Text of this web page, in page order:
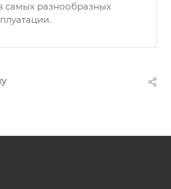
самых разнообразных